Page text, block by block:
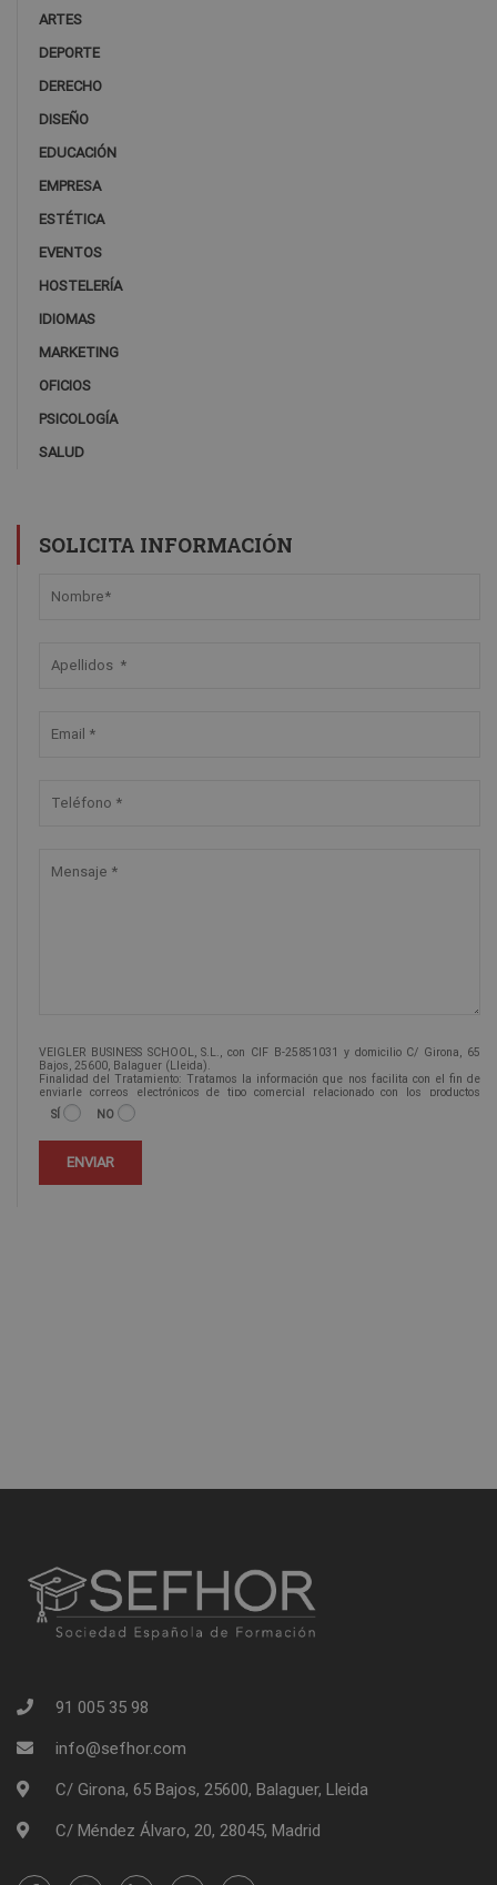
ARTES
DEPORTE
DERECHO
DISEÑO
EDUCACIÓN
EMPRESA
ESTÉTICA
EVENTOS
HOSTELERÍA
IDIOMAS
MARKETING
OFICIOS
PSICOLOGÍA
SALUD
SOLICITA INFORMACIÓN
VEIGLER BUSINESS SCHOOL, S.L., con CIF B-25851031 y domicilio C/ Girona, 65
Bajos, 25600, Balaguer (Lleida).
Finalidad del Tratamiento: Tratamos la información que nos facilita con el fin de
enviarle correos electrónicos de tipo comercial relacionado con los productos
ofrecidos y otros tipo de productos que fueran de su interés.
Legitimación del tratamiento: Consentimiento del interesado.
dirigiéndose a la dirección info@veiglerformacion.com.
Para más información consulte nuestra Política de Privacidad.
Desea recibir información comercial (vía telefónica y/o email):
SÍ NO
91 005 35 98
info@sefhor.com
C/ Girona, 65 Bajos, 25600, Balaguer, Lleida
C/ Méndez Álvaro, 20, 28045, Madrid